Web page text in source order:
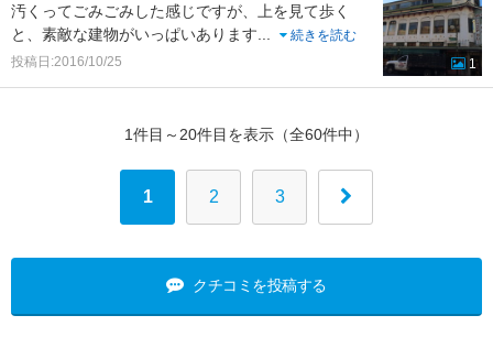
汚くってごみごみした感じですが、上を見て歩く
と、素敵な建物がいっぱいあります
続きを読む
投稿日:2016/10/25
1
1件目～20件目を表示（全60件中）
1 2 3
クチコミを投稿する